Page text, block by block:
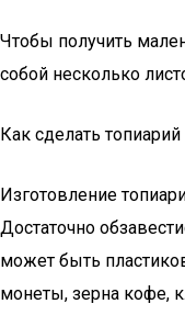
Чтобы получить
собой несколько
Как сделать
Изготовление
Достаточно
может быть
монеты, зерна кофе,